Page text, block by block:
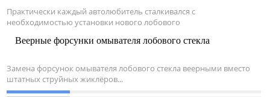
Практически каждый автолюбитель сталкивался с
необходимостью установки нового лобового
Веерные форсунки омывателя лобового стекла
Замена форсунок омывателя лобового стекла веерными вместо
штатных струйных жиклёров...